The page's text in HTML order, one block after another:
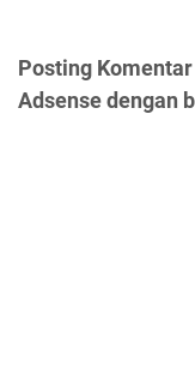
Posting
Adsense dengan